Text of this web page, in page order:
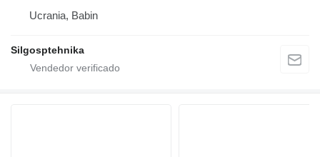
Ucrania, Babin
Silgosptehnika